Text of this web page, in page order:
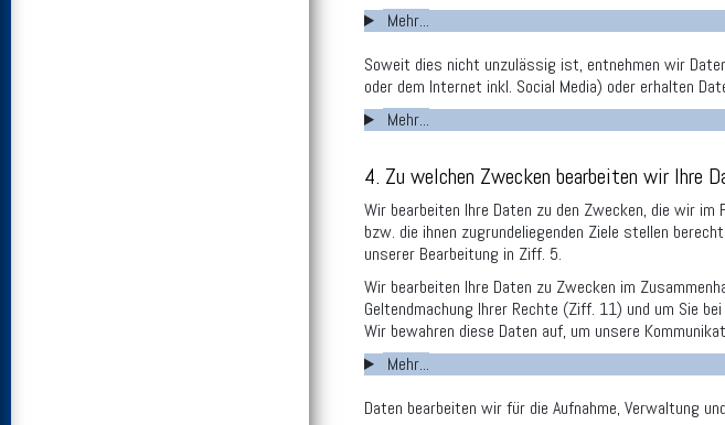
Mehr...
Soweit dies nicht unzulässig ist, entnehmen wir
oder dem Internet inkl. Social Media) oder erhalten
Mehr...
4. Zu welchen Zwecken bearbeiten wir Ihre
Wir bearbeiten Ihre Daten zu den Zwecken, die wir
bzw. die ihnen zugrundeliegenden Ziele stellen
unserer Bearbeitung in Ziff. 5.
Wir bearbeiten Ihre Daten zu Zwecken im
Geltendmachung Ihrer Rechte (Ziff. 11) und um Sie
Wir bewahren diese Daten auf, um unsere
Mehr...
Daten bearbeiten wir für die Aufnahme, Verwaltung